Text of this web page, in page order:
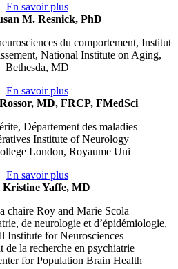
En savoir plus
M. Resnick, PhD
du comportement, Institut
National Institute on Aging,
Bethesda, MD
En savoir plus
MD, FRCP, FMedSci
Département des maladies
Institute of Neurology
London, Royaume Uni
En savoir plus
Kristine Yaffe, MD
chaire Roy and Marie Scola
de neurologie et d’épidémiologie,
Institute for Neurosciences
de la recherche en psychiatrie
for Population Brain Health